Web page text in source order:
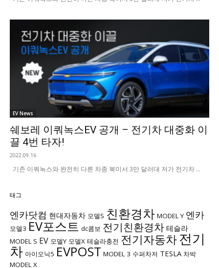
EV News
쉐보레 이쿼녹스EV 공개 – 전기차 대중화 이
끌 4번 타자!
2022.09.16
기존 이쿼녹스와 완전히 다른 차종 북미서 3만 달러대 저가 전기차 ...
태그
엔카닷컴 현대자동차 모델S 친환경차 MODEL Y 엔카
모델3 EV포스트 dc콤보 전기친환경차 테슬라
MODEL S EV 모델Y 모델X 테슬라충전 전기자동차전기
차 아이오닉5 EVPOST MODEL 3 수퍼차저 TESLA 차박
MODEL X